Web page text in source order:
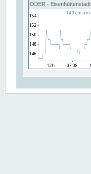
ODER - Eisenhüttenstadt